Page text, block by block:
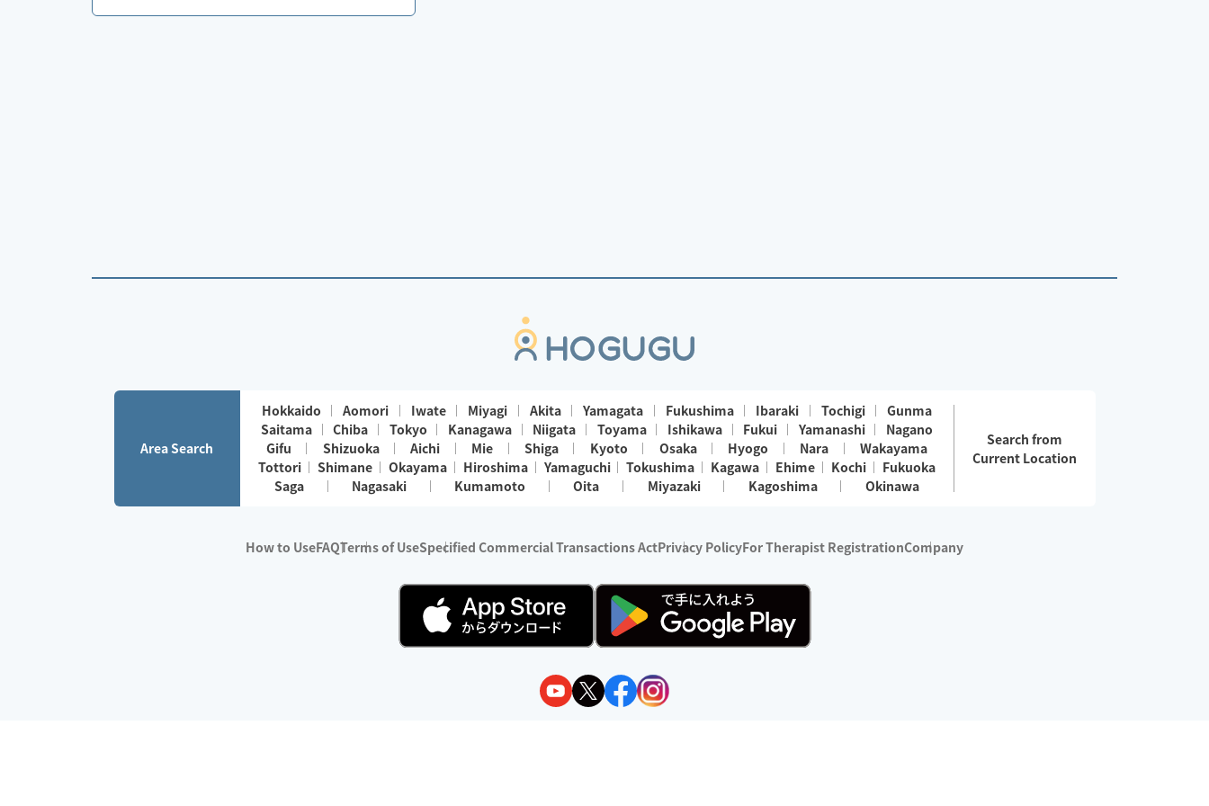
Area Search
Hokkaido Aomori Iwate Miyagi Akita Yamagata Fukushima Ibaraki Tochigi
Gunma
Saitama
Chiba Tokyo Kanagawa Niigata Toyama Ishikawa Fukui Yamanashi
Nagano
Gifu
Shizuoka Aichi Mie Shiga Kyoto Osaka Hyogo Nara
Wakayama
Tottori
Shimane Okayama Hiroshima Yamaguchi Tokushima Kagawa Ehime Kochi
Fukuoka
Saga
Nagasaki Kumamoto Oita Miyazaki Kagoshima Okinawa
Search from
Current Location
How to UseFAQTerms of UseSpecified Commercial Transactions ActPrivacy PolicyFor Therapist RegistrationCompany